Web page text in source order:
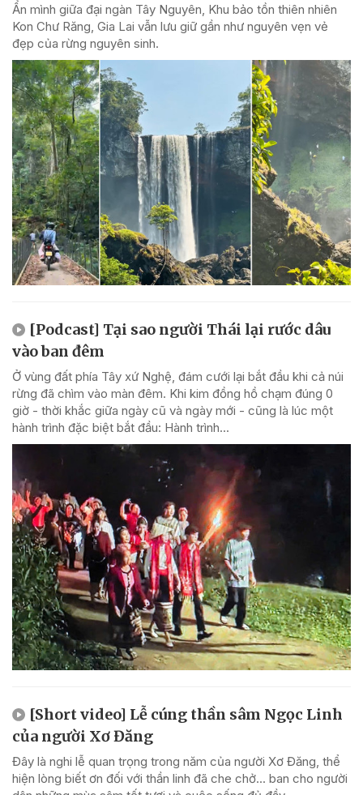
Ẩn mình giữa đại ngàn Tây Nguyên, Khu bảo tồn thiên nhiên
Kon Chư Răng, Gia Lai vẫn lưu giữ gần như nguyên vẹn vẻ
đẹp của rừng nguyên sinh.
[Podcast] Tại sao người Thái lại rước dâu
vào ban đêm
Ở vùng đất phía Tây xứ Nghệ, đám cưới lại bắt đầu khi cả núi
rừng đã chìm vào màn đêm. Khi kim đồng hồ chạm đúng 0
giờ - thời khắc giữa ngày cũ và ngày mới - cũng là lúc một
hành trình đặc biệt bắt đầu: Hành trình...
[Short video] Lễ cúng thần sâm Ngọc Linh
của người Xơ Đăng
Đây là nghi lễ quan trọng trong năm của người Xơ Đăng, thể
hiện lòng biết ơn đối với thần linh đã che chở... ban cho người